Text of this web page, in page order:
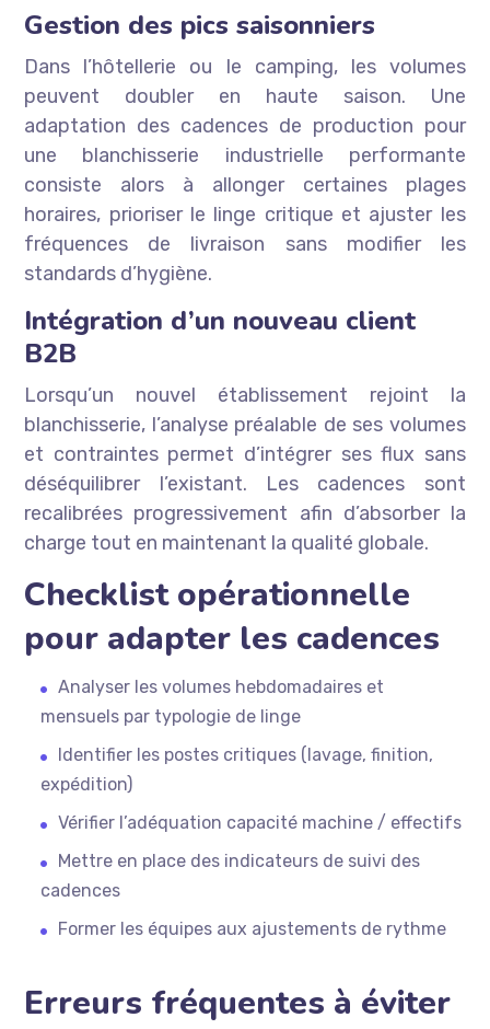
Gestion des pics saisonniers
Dans l’hôtellerie ou le camping, les volumes
peuvent doubler en haute saison. Une
adaptation des cadences de production pour
une blanchisserie industrielle performante
consiste alors à allonger certaines plages
horaires, prioriser le linge critique et ajuster les
fréquences de livraison sans modifier les
standards d’hygiène.
Intégration d’un nouveau client
B2B
Lorsqu’un nouvel établissement rejoint la
blanchisserie, l’analyse préalable de ses volumes
et contraintes permet d’intégrer ses flux sans
déséquilibrer l’existant. Les cadences sont
recalibrées progressivement afin d’absorber la
charge tout en maintenant la qualité globale.
Checklist opérationnelle
pour adapter les cadences
Analyser les volumes hebdomadaires et
mensuels par typologie de linge
Identifier les postes critiques (lavage, finition,
expédition)
Vérifier l’adéquation capacité machine / effectifs
Mettre en place des indicateurs de suivi des
cadences
Former les équipes aux ajustements de rythme
Erreurs fréquentes à éviter